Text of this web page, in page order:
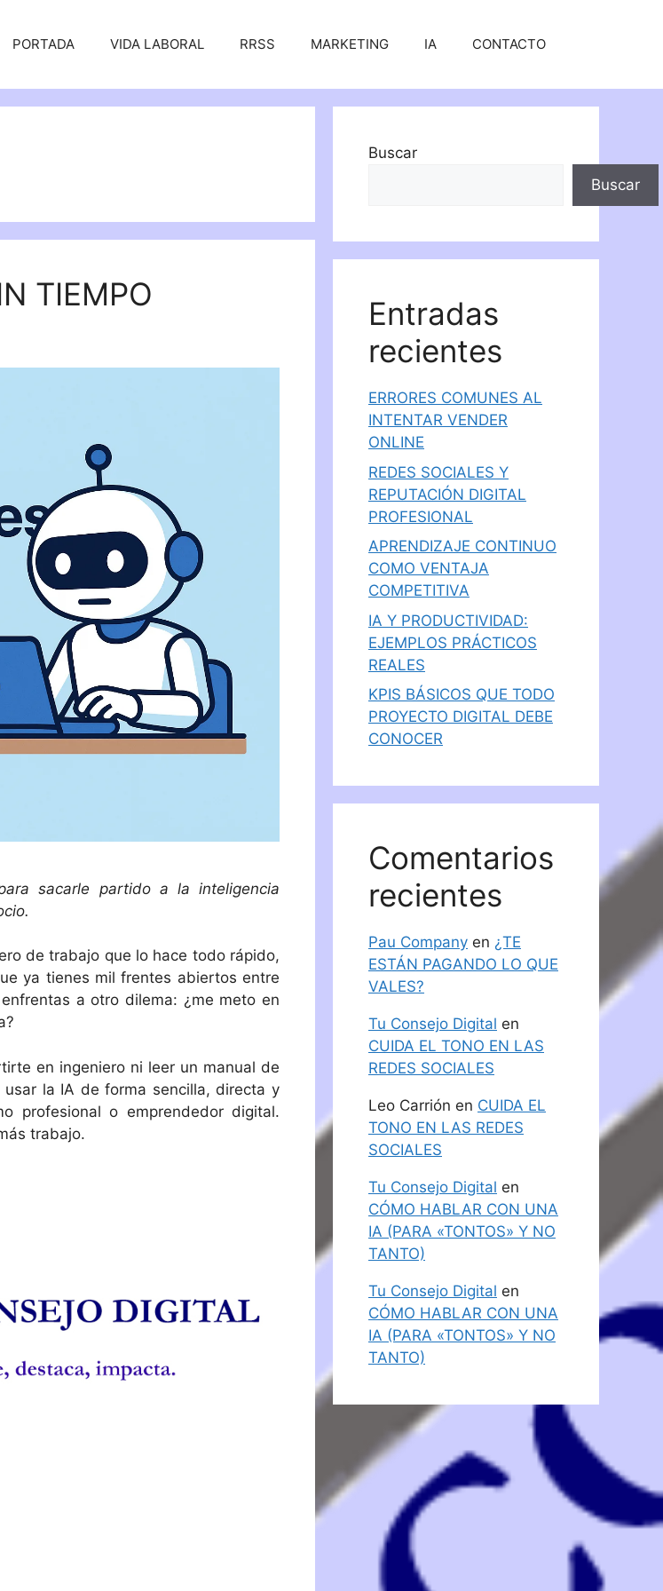
PORTADA VIDA LABORAL RRSS MARKETING IA CONTACTO
TIEMPO
sacarle partido a la inteligencia
de trabajo que lo hace todo rápido,
ya tienes mil frentes abiertos entre
a otro dilema: ¿me meto en
en ingeniero ni leer un manual de
la IA de forma sencilla, directa y
profesional o emprendedor digital.
trabajo.
Buscar
Buscar
Entradas
recientes
ERRORES COMUNES AL
INTENTAR VENDER
ONLINE
REDES SOCIALES Y
REPUTACIÓN DIGITAL
PROFESIONAL
APRENDIZAJE CONTINUO
COMO VENTAJA
COMPETITIVA
IA Y PRODUCTIVIDAD:
EJEMPLOS PRÁCTICOS
REALES
KPIS BÁSICOS QUE TODO
PROYECTO DIGITAL DEBE
CONOCER
Comentarios
recientes
Pau Company en ¿TE
ESTÁN PAGANDO LO QUE
VALES?
Tu Consejo Digital en
CUIDA EL TONO EN LAS
REDES SOCIALES
Leo Carrión en CUIDA EL
TONO EN LAS REDES
SOCIALES
Tu Consejo Digital en
CÓMO HABLAR CON UNA
IA (PARA «TONTOS» Y NO
TANTO)
Tu Consejo Digital en
CÓMO HABLAR CON UNA
IA (PARA «TONTOS» Y NO
TANTO)